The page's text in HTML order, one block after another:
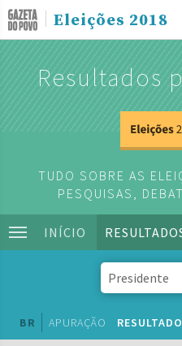
Eleições 2018
Resultados
TUDO SOBRE AS
PESQUISAS,
INÍCIO
BR APURAÇÃO